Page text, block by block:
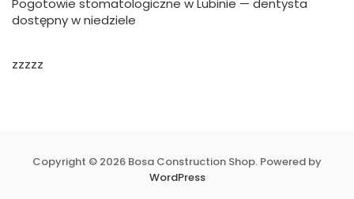
Pogotowie stomatologiczne w Lubinie — dentysta
dostępny w niedziele
zzzzz
Copyright © 2026 Bosa Construction Shop. Powered by
WordPress